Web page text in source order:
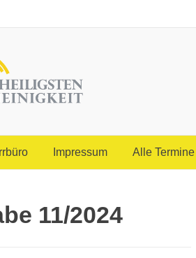
Impressum Alle Termine
11/2024